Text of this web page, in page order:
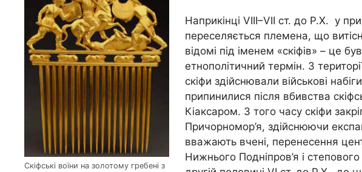
Скіфські воїни на золотому гребені з
Наприкінці VIII–VII ст. до Р.Х. у
переселяється племена, що
відомі під іменем «скіфів» – це
етнополітичний термін. З
скіфи здійснювали військові
припинилися після вбивства
Кіаксаром. З того часу скіфи
Причорномор’я, здійснюючи
вважають вчені, перенесення
Нижнього Подніпров’я і